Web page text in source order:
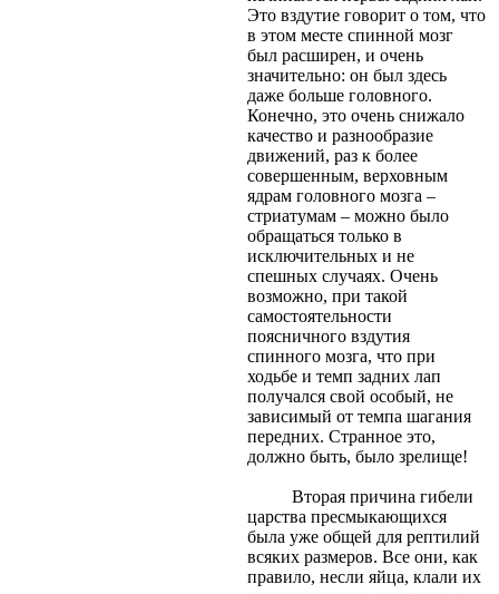
Это вздутие говорит о том, что
в этом месте спинной мозг
был расширен, и очень
значительно: он был здесь
даже больше головного.
Конечно, это очень снижало
качество и разнообразие
движений, раз к более
совершенным, верховным
ядрам головного мозга –
стриатумам – можно было
обращаться только в
исключительных и не
спешных случаях. Очень
возможно, при такой
самостоятельности
поясничного вздутия
спинного мозга, что при
ходьбе и темп задних лап
получался свой особый, не
зависимый от темпа шагания
передних. Странное это,
должно быть, было зрелище!
Вторая причина гибели
царства пресмыкающихся
была уже общей для рептилий
всяких размеров. Все они, как
правило, несли яйца, клали их